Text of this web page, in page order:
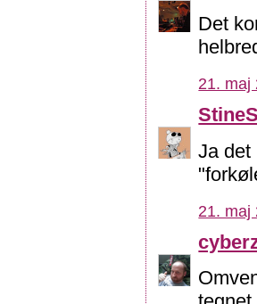
Det
21. maj
Ja det
21. maj